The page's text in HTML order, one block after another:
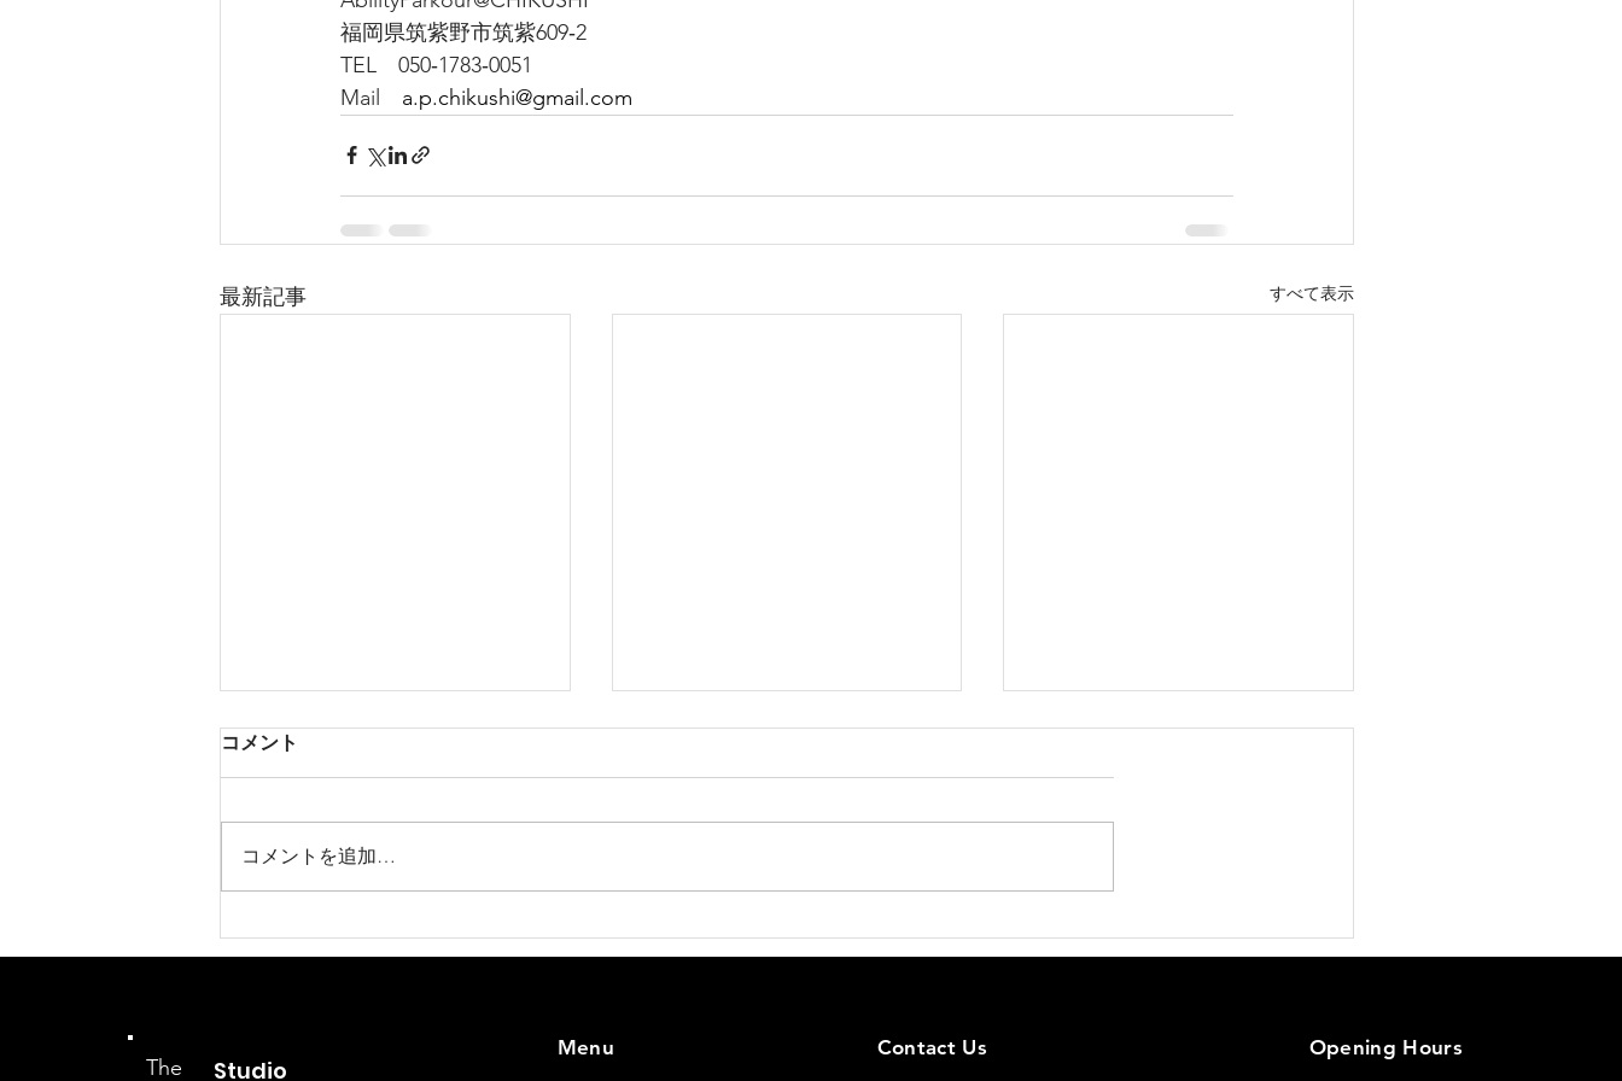
福岡県筑紫野市筑紫609‐2
TEL　050‐1783‐0051
Mail a.p.chikushi@gmail.com
最新記事 すべて表示
新店舗レッスンスケジュール
公開
アシスタントコーチ増員のお
知らせ
コメント
コメントを追加…
The Studio
Menu Contact Us Opening Hours